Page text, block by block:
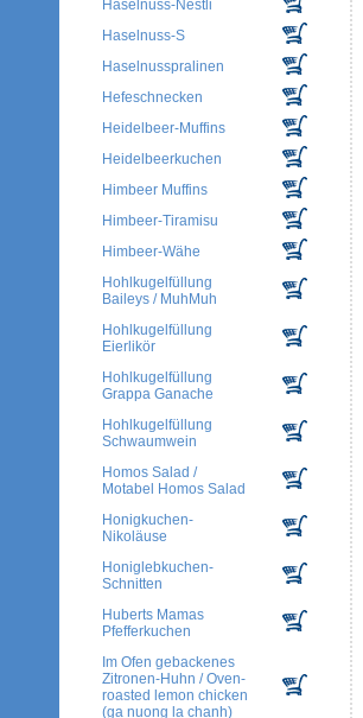
Haselnuss-Nestli
Haselnuss-S
Haselnusspralinen
Hefeschnecken
Heidelbeer-Muffins
Heidelbeerkuchen
Himbeer Muffins
Himbeer-Tiramisu
Himbeer-Wähe
Hohlkugelfüllung
Baileys / MuhMuh
Hohlkugelfüllung
Eierlikör
Hohlkugelfüllung
Grappa Ganache
Hohlkugelfüllung
Schwaumwein
Homos Salad /
Motabel Homos Salad
Honigkuchen-
Nikoläuse
Honiglebkuchen-
Schnitten
Huberts Mamas
Pfefferkuchen
Im Ofen gebackenes
Zitronen-Huhn / Oven-
roasted lemon chicken
(ga nuong la chanh)